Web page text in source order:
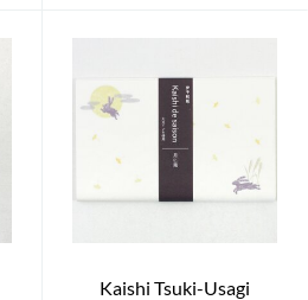
Kaishi Tsuki-Usagi